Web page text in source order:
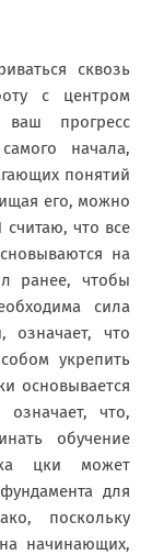
сквозь
с центром
ваш прогресс
начала,
понятий
его, можно
что все
на
ранее, чтобы
сила
означает, что
укрепить
основывается
что,
обучение
цки может
для
поскольку
начинающих,